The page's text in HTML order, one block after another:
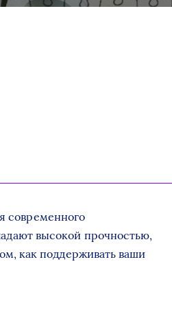
современного
высокой прочностью,
как поддерживать ваши